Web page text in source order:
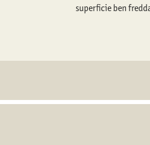
superficie ben